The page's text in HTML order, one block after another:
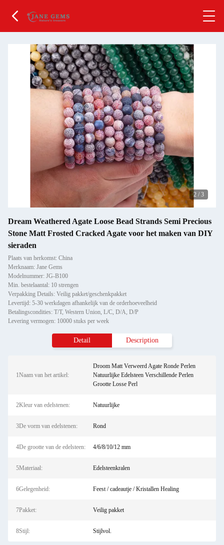
2 / 3
Dream Weathered Agate Loose Bead Strands Semi Precious
Stone Matt Frosted Cracked Agate voor het maken van DIY
sieraden
Plaats van herkomst: China
Merknaam: Jane Gems
Modelnummer: JG-B100
Min. bestelaantal: 10 strengen
Verpakking Details: Veilig pakket/geschenkpakket
Levertijd: 5-30 werkdagen afhankelijk van de orderhoeveelheid
Betalingscondities: T/T, Western Union, L/C, D/A, D/P
Levering vermogen: 10000 stuks per week
Detail Description
1Naam van het artikel:
Droom Matt Verweerd Agate Ronde Perlen
Natuurlijke Edelsteen Verschillende Perlen
Grootte Losse Perl
2Kleur van edelstenen: Natuurlijke
3De vorm van edelstenen: Rond
4De grootte van de edelsteen: 4/6/8/10/12 mm
5Materiaal: Edelsteenkralen
6Gelegenheid: Feest / cadeautje / Kristallen Healing
7Pakket: Veilig pakket
8Stijl: Stijlvol.